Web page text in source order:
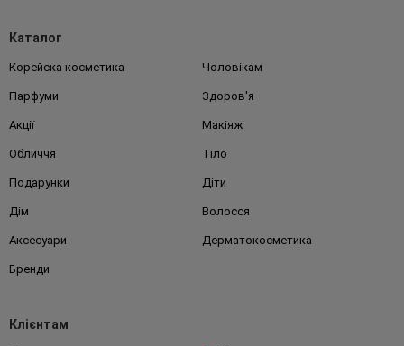
Каталог
Корейска косметика Чоловікам
Парфуми Здоров'я
Акції Макіяж
Обличчя Тіло
Подарунки Діти
Дім Волосся
Аксесуари Дерматокосметика
Бренди
Клієнтам